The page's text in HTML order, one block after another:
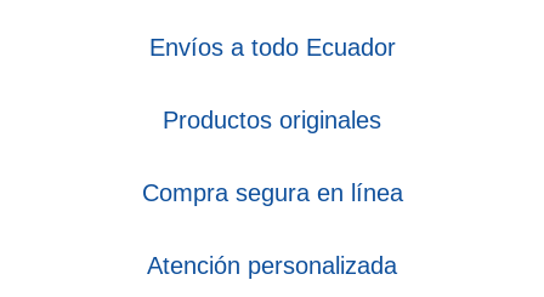
Envíos a todo Ecuador
Productos originales
Compra segura en línea
Atención personalizada